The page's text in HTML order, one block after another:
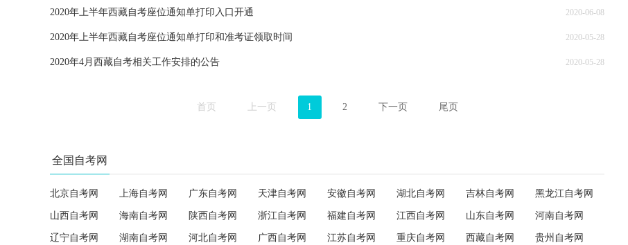
2020年上半年西藏自考座位通知单打印入口开通 2020-06-08
​2020年上半年西藏自考座位通知单打印和准考证领取时间 2020-05-28
2020年4月西藏自考相关工作安排的公告 2020-05-28
首页 上一页 1 2 下一页 尾页
全国自考网
北京自考网 上海自考网 广东自考网 天津自考网 安徽自考网 湖北自考网 吉林自考网 黑龙江自考网
山西自考网 海南自考网 陕西自考网 浙江自考网 福建自考网 江西自考网 山东自考网 河南自考网
辽宁自考网 湖南自考网 河北自考网 广西自考网 江苏自考网 重庆自考网 西藏自考网 贵州自考网